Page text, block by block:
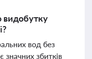
видобутку
вод без
значних збитків